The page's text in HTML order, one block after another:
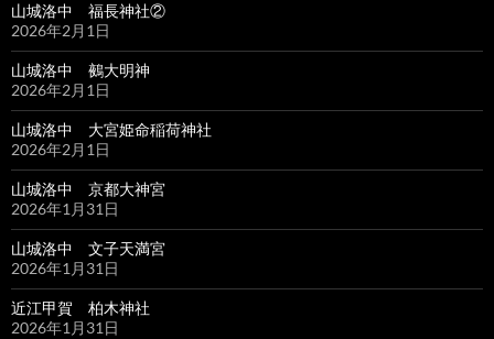
山城洛中 福長神社②
2026年2月1日
山城洛中 鵺大明神
2026年2月1日
山城洛中 大宮姫命稲荷神社
2026年2月1日
山城洛中 京都大神宮
2026年1月31日
山城洛中 文子天満宮
2026年1月31日
近江甲賀 柏木神社
2026年1月31日